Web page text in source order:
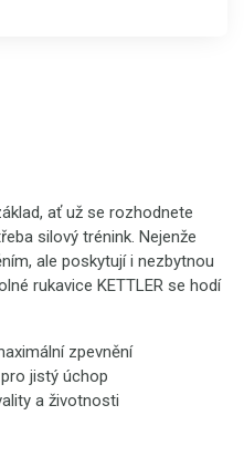
ať už se rozhodnete
silový trénink. Nejenže
ale poskytují i nezbytnou
rukavice KETTLER se hodí
zpevnění
jistý úchop
a životnosti